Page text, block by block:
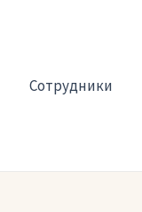
Сотрудники